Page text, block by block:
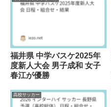
福井県 中学バスケ2025年
度新人大会 男子成和 女子
春江が優勝
高校サッカー